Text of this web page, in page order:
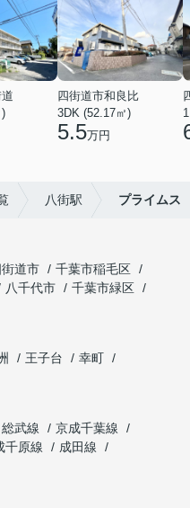
四街道市和良比
3DK (52.17㎡)
5.5万円
八街駅 プライムス
街道市
千葉市稲毛区
八千代市
千葉市緑区
王子台
幸町
総武線
京成千葉線
千原線
成田線